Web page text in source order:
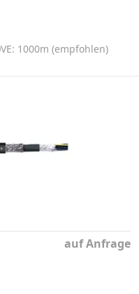
VE: 1000m (empfohlen)
auf Anfrage